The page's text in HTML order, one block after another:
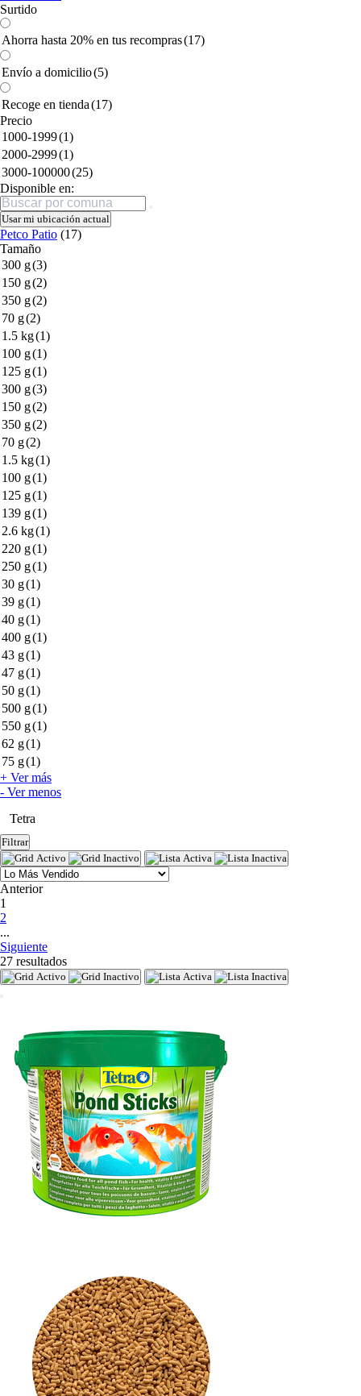
Surtido
Ahorra hasta 20% en tus recompras(17)
Envío a domicilio(5)
Recoge en tienda(17)
Precio
1000-1999(1)
2000-2999(1)
3000-100000(25)
Disponible en:
Buscar
Usar mi ubicación actual
Petco Patio (17)
Tamaño
300 g(3)
150 g(2)
350 g(2)
70 g(2)
1.5 kg(1)
100 g(1)
125 g(1)
300 g(3)
150 g(2)
350 g(2)
70 g(2)
1.5 kg(1)
100 g(1)
125 g(1)
139 g(1)
2.6 kg(1)
220 g(1)
250 g(1)
30 g(1)
39 g(1)
40 g(1)
400 g(1)
43 g(1)
47 g(1)
50 g(1)
500 g(1)
550 g(1)
62 g(1)
75 g(1)
+ Ver más
- Ver menos
Tetra
Filtrar
Anterior
1
2
...
Siguiente
27 resultados